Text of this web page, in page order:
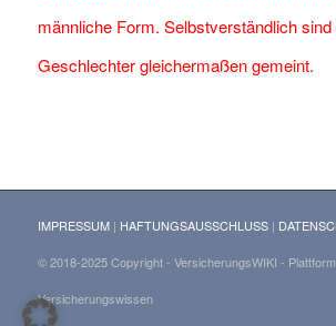
männliche Form. Selbstverständlich
Geschlechter gleichermaßen gemeint.
IMPRESSUM| HAFTUNGSAUSSCHLUSS|
© 2018-2025 Copyright - VersicherungsWIKI -
Versicherungswissen